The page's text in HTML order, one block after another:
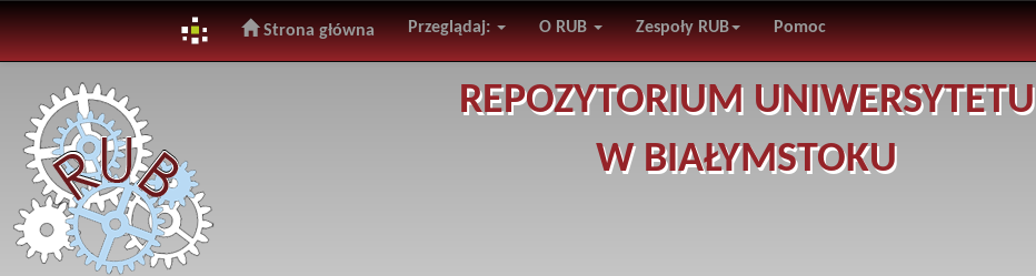
navigation
Strona główna Przeglądaj: O RUB Zespoły RUB Pomoc
REPOZYTORIUM UNIWERSYTETU
W BIAŁYMSTOKU